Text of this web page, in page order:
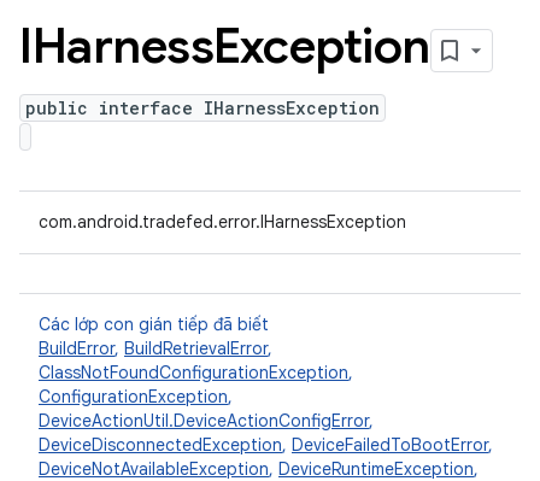
IHarnessException
public interface IHarnessException
com.android.tradefed.error.IHarnessException
Các lớp con gián tiếp đã biết
BuildError, BuildRetrievalError,
ClassNotFoundConfigurationException,
ConfigurationException,
DeviceActionUtil.DeviceActionConfigError,
DeviceDisconnectedException, DeviceFailedToBootError,
DeviceNotAvailableException, DeviceRuntimeException,